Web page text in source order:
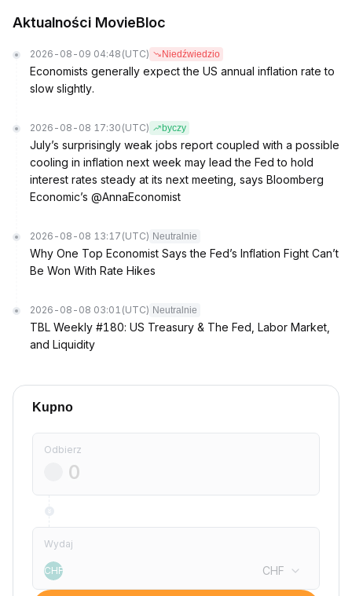
Aktualności MovieBloc
2026-08-09 04:48 (UTC) Niedźwiedzio
Economists generally expect the US annual inflation rate to
slow slightly.
2026-08-08 17:30 (UTC) byczy
July’s surprisingly weak jobs report coupled with a possible
cooling in inflation next week may lead the Fed to hold
interest rates steady at its next meeting, says Bloomberg
Economic’s @AnnaEconomist
2026-08-08 13:17 (UTC) Neutralnie
Why One Top Economist Says the Fed’s Inflation Fight Can’t
Be Won With Rate Hikes
2026-08-08 03:01 (UTC) Neutralnie
TBL Weekly #180: US Treasury & The Fed, Labor Market,
and Liquidity
Kupno
Odbierz
Wydaj
CHF CHF